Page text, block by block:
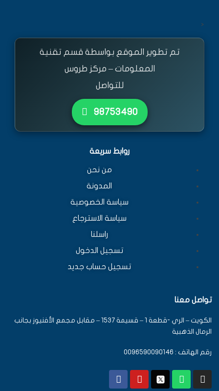
<
تم تطوير الموقع بواسطة قسم تقنية
المعلومات – مركز طروس
للتواصل
٩٨٧٥٣٤٩٠
روابط سريعة
من نحن
المدونة
سياسة الخصوصية
سياسة الاسترجاع
راسلنا
تسجيل الدخول
تسجيل حساب جديد
تواصل معنا
الكويت – الري -قطعة 1 – قسيمة 1537 – مقابل مجمع الأفنيوز بجانب
الرمال الذهبية
رقم الهاتف : 0096590090146